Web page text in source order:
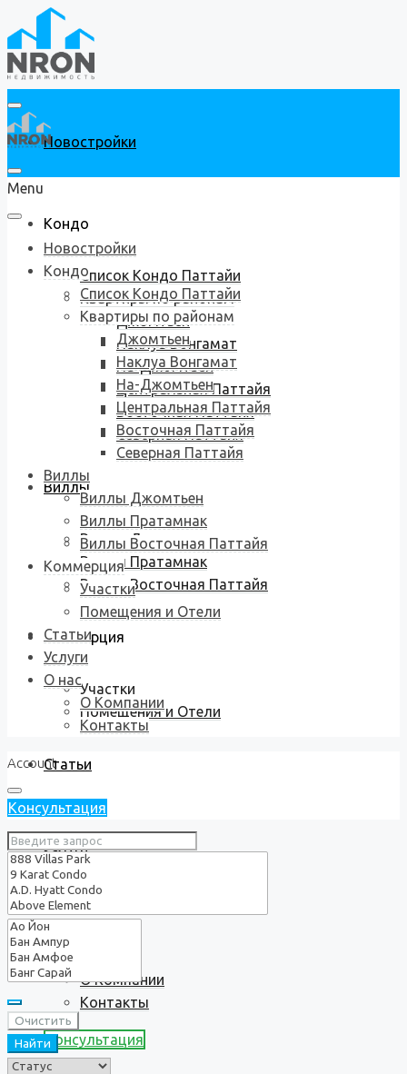
Новостройки
Кондо
Список Кондо Паттайи
Квартиры по районам
Джомтьен
Наклуа Вонгамат
На-Джомтьен
Центральная Паттайя
Восточная Паттайя
Северная Паттайя
Виллы
Виллы Джомтьен
Виллы Пратамнак
Виллы Восточная Паттайя
Коммерция
Участки
Помещения и Отели
Статьи
Услуги
О нас
О Компании
Контакты
Консультация
Menu
Новостройки
Кондо
Список Кондо Паттайи
Квартиры по районам
Джомтьен
Наклуа Вонгамат
На-Джомтьен
Центральная Паттайя
Восточная Паттайя
Северная Паттайя
Виллы
Виллы Джомтьен
Виллы Пратамнак
Виллы Восточная Паттайя
Коммерция
Участки
Помещения и Отели
Статьи
Услуги
О нас
О Компании
Контакты
Account
Консультация
Очистить
Найти